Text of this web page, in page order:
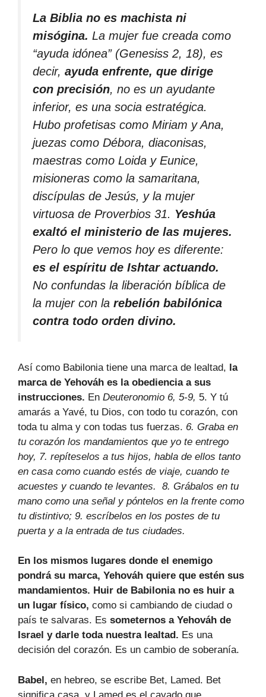
La Biblia no es machista ni
misógina. La mujer fue creada como
“ayuda idónea” (Genesiss 2, 18), es
decir, ayuda enfrente, que dirige
con precisión, no es un ayudante
inferior, es una socia estratégica.
Hubo profetisas como Miriam y Ana,
juezas como Débora, diaconisas,
maestras como Loida y Eunice,
misioneras como la samaritana,
discípulas de Jesús, y la mujer
virtuosa de Proverbios 31. Yeshúa
exaltó el ministerio de las mujeres.
Pero lo que vemos hoy es diferente:
es el espíritu de Ishtar actuando.
No confundas la liberación bíblica de
la mujer con la rebelión babilónica
contra todo orden divino.
Así como Babilonia tiene una marca de lealtad, la
marca de Yehováh es la obediencia a sus
instrucciones. En Deuteronomio 6, 5-9, 5. Y tú
amarás a Yavé, tu Dios, con todo tu corazón, con
toda tu alma y con todas tus fuerzas. 6. Graba en
tu corazón los mandamientos que yo te entrego
hoy, 7. repíteselos a tus hijos, habla de ellos tanto
en casa como cuando estés de viaje, cuando te
acuestes y cuando te levantes. 8. Grábalos en tu
mano como una señal y póntelos en la frente como
tu distintivo; 9. escríbelos en los postes de tu
puerta y a la entrada de tus ciudades.
En los mismos lugares donde el enemigo
pondrá su marca, Yehováh quiere que estén sus
mandamientos. Huir de Babilonia no es huir a
un lugar físico, como si cambiando de ciudad o
país te salvaras. Es someternos a Yehováh de
Israel y darle toda nuestra lealtad. Es una
decisión del corazón. Es un cambio de soberanía.
Babel, en hebreo, se escribe Bet, Lamed. Bet